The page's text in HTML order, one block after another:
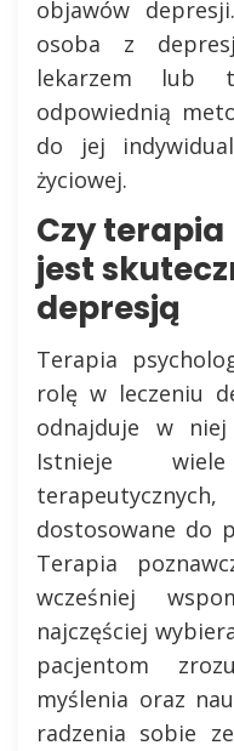
objawów
osoba z
lekarzem lub
odpowiednią
do jej
życiowej.
Czy
jest
depresją
Terapia
rolę w leczeniu
odnajduje w
Istnieje
dostosowane do
Terapia
wcześniej
najczęściej
pacjentom
myślenia oraz
radzenia sobie